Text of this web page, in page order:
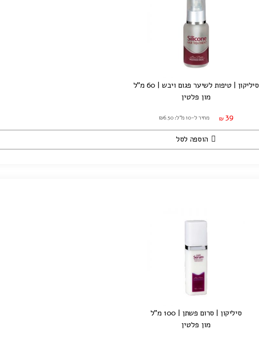
סיליקון | טיפות לשיער פגום ויבש | 60 מ"ל
מון פלטין
₪ 39 מחיר ל-10 מ"ל: ₪6.50
הוספה לסל
סיליקון | סרום פשתן | 100 מ"ל
מון פלטין